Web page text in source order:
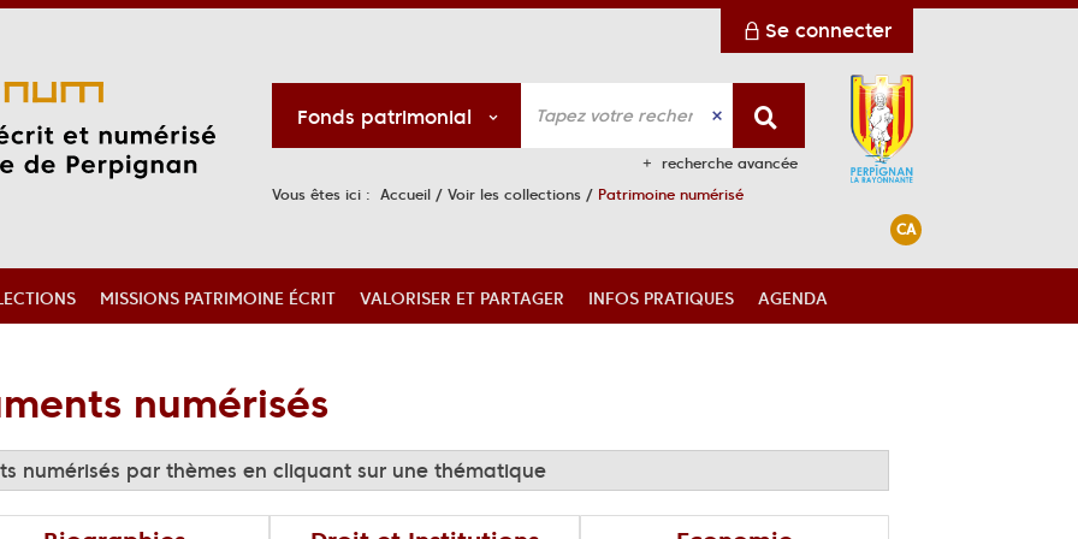
Se connecter
Fonds patrimonial
recherche avancée
Vous êtes ici : Accueil / Voir les collections / Patrimoine numérisé
CA
MISSIONS PATRIMOINE ÉCRIT VALORISER ET PARTAGER INFOS PRATIQUES AGENDA
numérisés
numérisés par thèmes en cliquant sur une thématique